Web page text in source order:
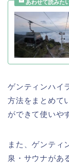
ゲンティンハイ
方法をまとめて
ができて使いや
また、ゲンティ
泉・サウナがあ